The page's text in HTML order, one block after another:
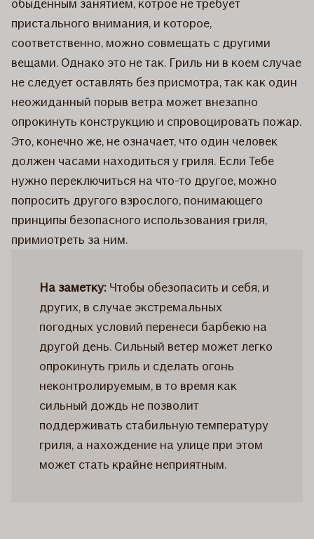
обыденным занятием, котрое не требует
пристального внимания, и которое,
соответственно, можно совмещать с другими
вещами. Однако это не так. Гриль ни в коем случае
не следует оставлять без присмотра, так как один
неожиданный порыв ветра может внезапно
опрокинуть конструкцию и спровоцировать пожар.
Это, конечно же, не означает, что один человек
должен часами находиться у гриля. Если Тебе
нужно переключиться на что-то другое, можно
попросить другого взрослого, понимающего
принципы безопасного использования гриля,
примиотреть за ним.
На заметку: Чтобы обезопасить и себя, и
других, в случае экстремальных
погодных условий перенеси барбекю на
другой день. Сильный ветер может легко
опрокинуть гриль и сделать огонь
неконтролируемым, в то время как
сильный дождь не позволит
поддерживать стабильную температуру
гриля, а нахождение на улице при этом
может стать крайне неприятным.